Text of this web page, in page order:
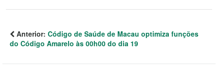
Anterior: Código de Saúde de Macau optimiza funções
do Código Amarelo às 00h00 do dia 19